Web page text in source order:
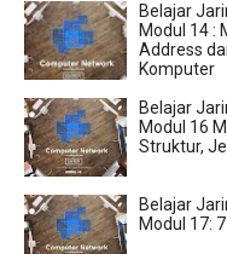
Belajar
Modul 14 :
Address
Komputer
Belajar
Modul 16
Struktur,
Belajar
Modul 17: